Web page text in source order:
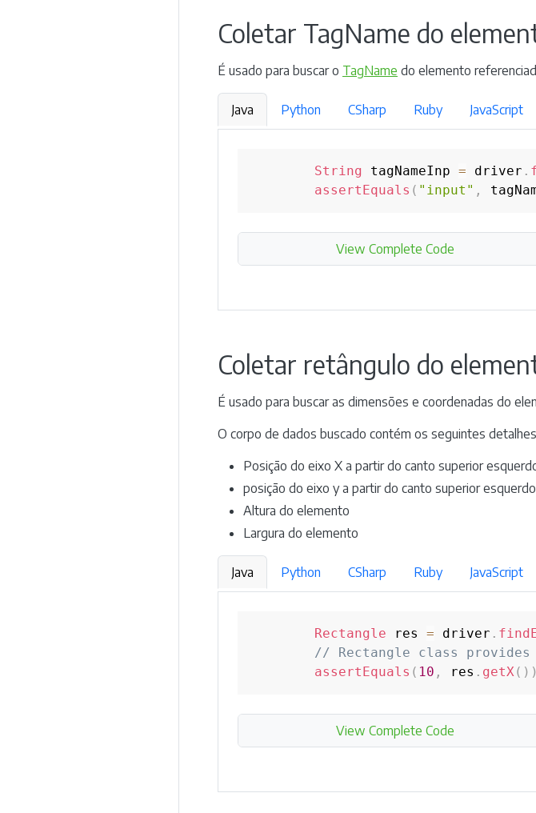
Coletar TagName do
É usado para buscar o TagName do elemento
Java Python CSharp Ruby JavaScript
String tagNameInp = driver .
assertEquals ( "input" ,
View Complete Code
Coletar retângulo do
É usado para buscar as dimensões e coordenadas do
O corpo de dados buscado contém os seguintes
Posição do eixo X a partir do canto superior
posição do eixo y a partir do canto superior
Altura do elemento
Largura do elemento
Java Python CSharp Ruby JavaScript
Rectangle res = driver .
// Rectangle class provides
assertEquals ( 10 , res . getX( ) )
View Complete Code